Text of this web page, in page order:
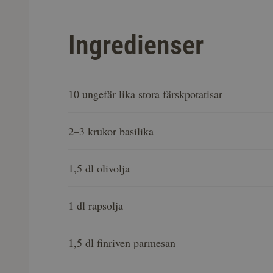
Ingredienser
10 ungefär lika stora färskpotatisar
2–3 krukor basilika
1,5 dl olivolja
1 dl rapsolja
1,5 dl finriven parmesan